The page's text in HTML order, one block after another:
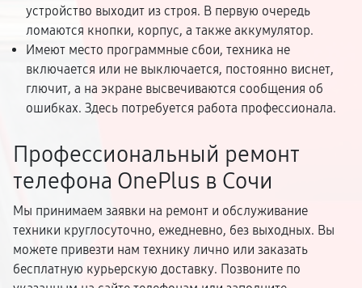
устройство выходит из строя. В первую очередь
ломаются кнопки, корпус, а также аккумулятор.
Имеют место программные сбои, техника не
включается или не выключается, постоянно виснет,
глючит, а на экране высвечиваются сообщения об
ошибках. Здесь потребуется работа профессионала.
Профессиональный ремонт
телефона OnePlus в Сочи
Мы принимаем заявки на ремонт и обслуживание
техники круглосуточно, ежедневно, без выходных. Вы
можете привезти нам технику лично или заказать
бесплатную курьерскую доставку. Позвоните по